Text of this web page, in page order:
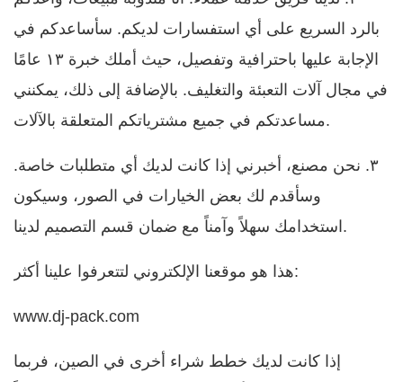
بالرد السريع على أي استفسارات لديكم. سأساعدكم في
الإجابة عليها باحترافية وتفصيل، حيث أملك خبرة ١٣ عامًا
في مجال آلات التعبئة والتغليف. بالإضافة إلى ذلك، يمكنني
مساعدتكم في جميع مشترياتكم المتعلقة بالآلات.
٣. نحن مصنع، أخبرني إذا كانت لديك أي متطلبات خاصة.
وسأقدم لك بعض الخيارات في الصور، وسيكون
استخدامك سهلاً وآمناً مع ضمان قسم التصميم لدينا.
هذا هو موقعنا الإلكتروني لتتعرفوا علينا أكثر:
www.dj-pack.com
إذا كانت لديك خطط شراء أخرى في الصين، فربما